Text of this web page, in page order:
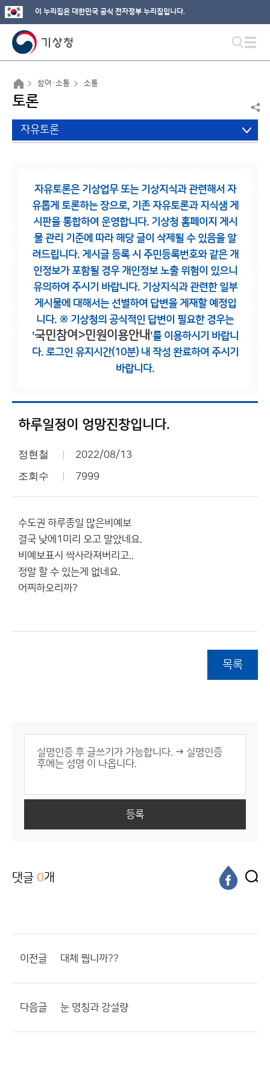
이 누리집은 대한민국 공식 전자정부 누리집입니다.
참여·소통 소통
토론
자유토론
자유토론은 기상업무 또는 기상지식과 관련해서 자
유롭게 토론하는 장으로, 기존 자유토론과 지식샘 게
시판을 통합하여 운영합니다. 기상청 홈페이지 게시
물 관리 기준에 따라 해당 글이 삭제될 수 있음을 알
려드립니다. 게시글 등록 시 주민등록번호와 같은 개
인정보가 포함될 경우 개인정보 노출 위험이 있으니
유의하여 주시기 바랍니다. 기상지식과 관련한 일부
게시물에 대해서는 선별하여 답변을 게재할 예정입
니다. ※ 기상청의 공식적인 답변이 필요한 경우는
'국민참여>민원이용안내 '를 이용하시기 바랍니
다. 로그인 유지시간(10분) 내 작성 완료하여 주시기
바랍니다.
하루일정이 엉망진창입니다.
정현철 2022/08/13
조회수 7999
수도권 하루종일 많은비예보
결국 낮에1미리 오고 말았네요.
비예보표시 싹사라져버리고..
정말 할 수 있는게 없네요.
어찌하오리까?
목록
등록
댓글 0개
이전글 대체 뭡니까??
다음글 눈 명칭과 강설량